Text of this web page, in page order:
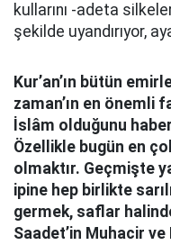
kullarını -adeta
şekilde uyandırıyor,
Kur’an’ın bütün
zaman’ın en önemli
İslâm olduğunu
Özellikle bugün en
olmaktır. Geçmişte
ipine hep birlikte
germek, saflar
Saadet’in Muhacir ve